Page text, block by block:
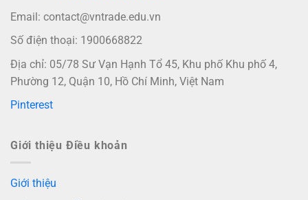
Email: contact@vntrade.edu.vn
Số điện thoại: 1900668822
Địa chỉ: 05/78 Sư Vạn Hạnh Tổ 45, Khu phố Khu phố 4,
Phường 12, Quận 10, Hồ Chí Minh, Việt Nam
Pinterest
Giới thiệu Điều khoản
Giới thiệu